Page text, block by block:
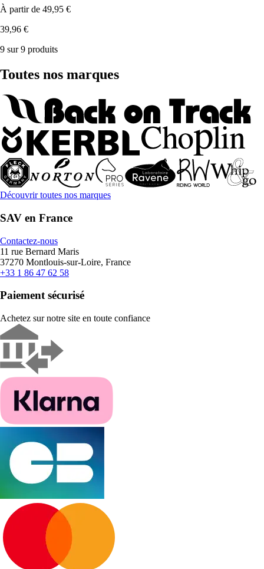
À partir de 49,95 €
39,96 €
9 sur 9 produits
Toutes nos marques
Découvrir toutes nos marques
SAV en France
Contactez-nous
11 rue Bernard Maris
37270 Montlouis-sur-Loire, France
+33 1 86 47 62 58
Paiement sécurisé
Achetez sur notre site en toute confiance